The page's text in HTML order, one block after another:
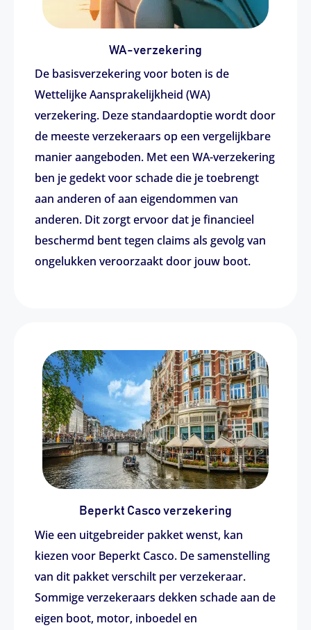
WA-verzekering
De basisverzekering voor boten is de
Wettelijke Aansprakelijkheid (WA)
verzekering. Deze standaardoptie wordt door
de meeste verzekeraars op een vergelijkbare
manier aangeboden. Met een WA-verzekering
ben je gedekt voor schade die je toebrengt
aan anderen of aan eigendommen van
anderen. Dit zorgt ervoor dat je financieel
beschermd bent tegen claims als gevolg van
ongelukken veroorzaakt door jouw boot.
Beperkt Casco verzekering
Wie een uitgebreider pakket wenst, kan
kiezen voor Beperkt Casco. De samenstelling
van dit pakket verschilt per verzekeraar.
Sommige verzekeraars dekken schade aan de
eigen boot, motor, inboedel en